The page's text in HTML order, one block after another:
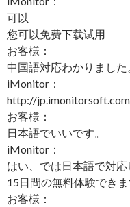
可以
您可以免费下载试用
お客様：
中国語対応わかりました
iMonitor：
http://
お客様：
日本語でいいです。
iMonitor：
はい、では日本語で対応
15日間の無料体験できま
お客様：